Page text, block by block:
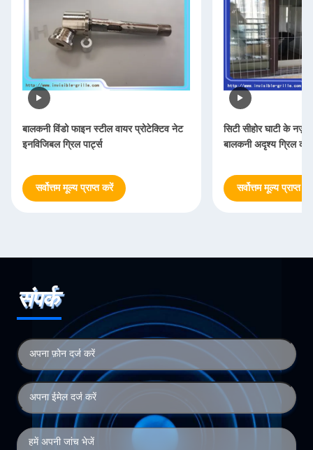
बालकनी विंडो फाइन स्टील वायर प्रोटेक्टिव नेट
इनविजिबल ग्रिल पार्ट्स
सर्वोत्तम मूल्य प्राप्त करें
सिटी सीहोर घाटी के
बालकनी अदृश्य ग्रिल की
सर्वोत्तम मूल्य प्राप्त
संपर्क